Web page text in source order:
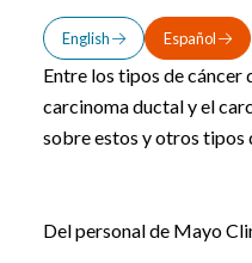
English Español
Entre los tipos de cáncer
carcinoma ductal y el
sobre estos y otros tipos
Del personal de Mayo